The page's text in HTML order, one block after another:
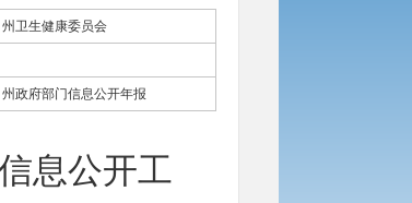
州卫生健康委员会
州政府部门信息公开年报
息公开工